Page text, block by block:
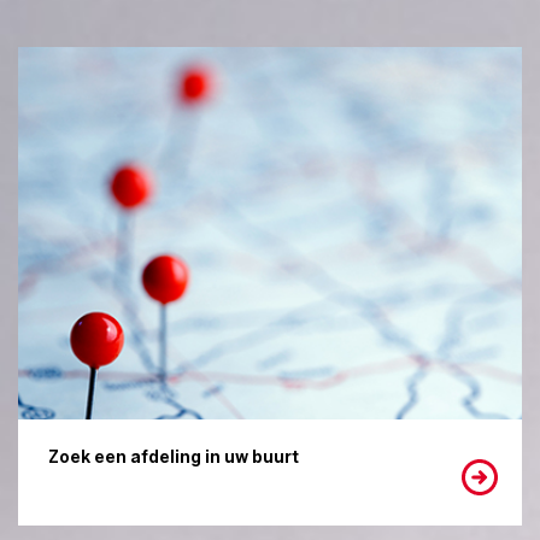
Zoek een afdeling in uw buurt